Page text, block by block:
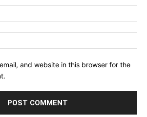
and website in this browser for the